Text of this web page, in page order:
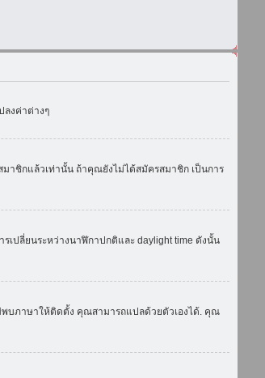
งค่าต่างๆ
าชิกแล้วเท่านั้น ถ้าคุณยังไม่ได้สมัครสมาชิก เป็นการ
เปลี่ยนระหว่างนาฬิกาปกติและ daylight time ดังนั้น
พบภาษาให้ติดตั้ง คุณสามารถแปลด้วยตัวเองได้. คุณ